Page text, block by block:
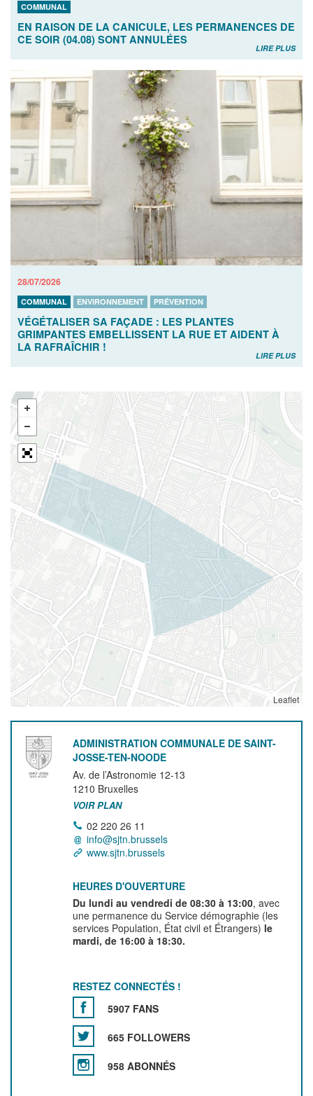
COMMUNAL
EN RAISON DE LA CANICULE, LES PERMANENCES DE
CE SOIR (04.08) SONT ANNULÉES
LIRE PLUS
28/07/2026
COMMUNAL ENVIRONNEMENT PRÉVENTION
VÉGÉTALISER SA FAÇADE : LES PLANTES
GRIMPANTES EMBELLISSENT LA RUE ET AIDENT À
LA RAFRAÎCHIR !
LIRE PLUS
Leaflet
ADMINISTRATION COMMUNALE DE SAINT-
JOSSE-TEN-NOODE
Av. de l’Astronomie 12-13
1210 Bruxelles
VOIR PLAN
02 220 26 11
info@sjtn.brussels
www.sjtn.brussels
HEURES D'OUVERTURE
Du lundi au vendredi de 08:30 à 13:00, avec
une permanence du Service démographie (les
services Population, État civil et Étrangers) le
mardi, de 16:00 à 18:30.
RESTEZ CONNECTÉS !
5907 FANS
665 FOLLOWERS
958 ABONNÉS